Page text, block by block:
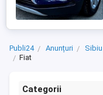
Publi24 Anunțuri Sibiu
Fiat
Categorii